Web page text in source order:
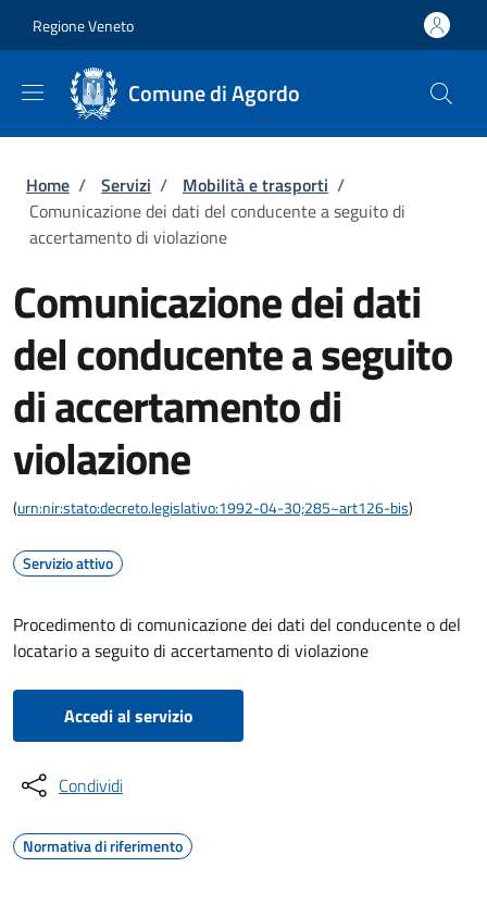
Regione Veneto
Comune di Agordo
Briciole di pane
Home / Servizi / Mobilità e trasporti /
Comunicazione dei dati del conducente a seguito di
accertamento di violazione
Comunicazione dei dati
del conducente a seguito
di accertamento di
violazione
(urn:nir:stato:decreto.legislativo:1992-04-30;285~art126-bis)
Servizio attivo
Procedimento di comunicazione dei dati del conducente o del
locatario a seguito di accertamento di violazione
Accedi al servizio
Condividi
Normativa di riferimento